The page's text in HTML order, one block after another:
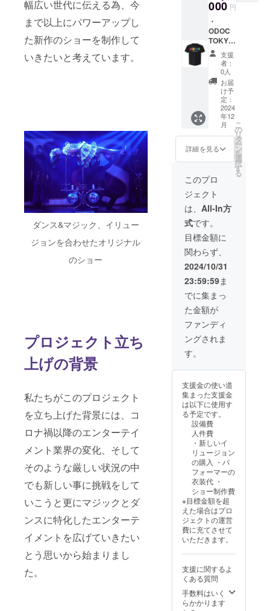
幅広い世代に伝える為、今
まで以上にパワーアップし
た新作のショーを制作して
いきたいと考えています。
ダンス&マジック、イリュー
ジョンを合わせたオリジナル
のショー
プロジェクト立ち
上げの背景
私たちがこのプロジェクト
を立ち上げた背景には、コ
ロナ禍以降のエンターテイ
メント業界の変化、そして
そのような厳しい状況の中
でも新しい事に挑戦をして
いこうと更にマジックとダ
ンスに特化したエンターテ
イメントを広げていきたい
とう思いから始まりまし
た。
る場合
がござ
いま
す。 ・
ODOC
TOKYO
ウェッ
ODOC
TOKYO
のロゴ
をデザ
インし
たス
ウェッ
トを提
供しま
す。 ・
サイズ
展開:,M,
L,XL ・
カラー
展開：
ベース
黒 ※デ
ザイン
は異な
る場合
がござ
いま
す。
TOKYO
Tシャツ
ODOC
TOKYO
のロゴ
をデザ
インし
たTシャ
ツを提
供しま
す。 ・
サイズ
展開：
S, M, L
・カ
ラー展
開：
ベース
黒 ※デ
ザイン
は異な
る場合
がござ
いま
す。 ・
ODOC
TOKYO
ス
ウェッ
ト
ODOC
TOKYO
のロゴ
をデザ
インし
トを提
す。 ・
サイズ
展開:M,
L,XL ・
カラー
展開：
ベース
黒 ※デ
ザイン
は異な
る場合
がござ
いま
す。 ・
新作
ショー
協賛
ネーム
ト掲示
(店内に
お客様
の名前
方法:
メール
にて
URLを
記載い
たしま
す。 ・
限定
ショー
動画 収
録時
間:3分
間 提供
方法:
メール
にて
URLを
記載い
たしま
す。 ・
ODOC
TOKYO
Tシャツ
ODOC
TOKYO
のロゴ
をデザ
インし
たTシャ
ツを提
供しま
す。 ・
サイズ
展開：
S, M, L
開：
黒 ※デ
ザイン
は異な
る場合
がござ
いま
す。 ・
ODOC
TOKYO
ス
ウェッ
ト
ODOC
TOKYO
のロゴ
をデザ
インし
たス
トを提
供しま
す。 ・
サイズ
000 円
・
ODOC
TOKYO
壁紙写
真 メー
ルにて
画像を
お送り
いたし
ます。
ODOC
TOKYO
メン
バーか
らのお
礼動画
収録時
間:2分
間 提供
方法:
メール
にて
URLを
記載い
たしま
す。 ・
限定
ショー
動画 収
録時
間:3分
間 提供
方法:
URLを
たしま
す。 ・
ODOC
TOKYO
Tシャツ
ODOC
TOKYO
のロゴ
をデザ
インし
たTシャ
ツを提
供しま
す。 ・
サイズ
展開：
S, M, L
・カ
開：
ベース
黒 ※デ
ザイン
支援
者：
0人
お届
け予
定：
2024
年12
月
詳細を見る
こ
の
リ
タ
ー
ン
を
選
択
す
る
このプロ
ジェクト
は、 All-In方
式です。
目標金額に
関わらず、
2024/10/31
23:59:59ま
でに集まっ
た金額が
ファンディ
ングされま
す。
支援金の使い道
集まった支援金
は以下に使用す
る予定です。
設備費
人件費
・新しいイ
リュージョン
の購入 ・パ
フォーマーの
衣装代 ・
ショー制作費
※目標金額を超
えた場合はプロ
ジェクトの運営
費に充てさせて
いただきます。
支援に関するよ
くある質問
手数料はいく
らかかります